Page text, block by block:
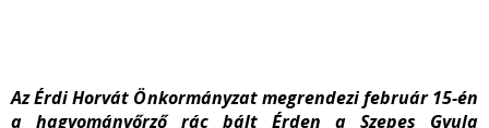
Az Érdi Horvát Önkormányzat megrendezi február 15-én
a hagyományőrző rác bált Érden a Szepes Gyula